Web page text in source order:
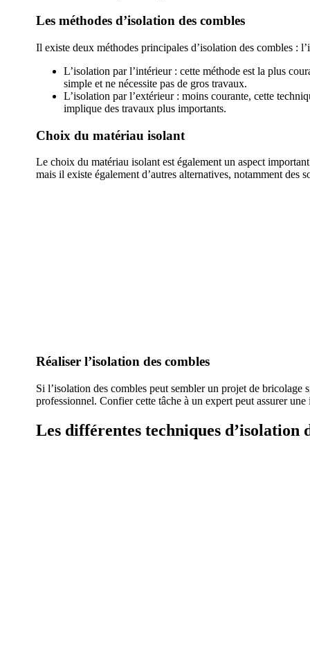
Les méthodes d’isolation des combles
Il existe deux méthodes principales d’isolation des combles :
L’isolation par l’intérieur : cette méthode est la plus
simple et ne nécessite pas de gros travaux.
L’isolation par l’extérieur : moins courante, cette
implique des travaux plus importants.
Choix du matériau isolant
Le choix du matériau isolant est également un aspect
mais il existe également d’autres alternatives, notamment
Réaliser l’isolation des combles
Si l’isolation des combles peut sembler un projet de
professionnel. Confier cette tâche à un expert peut assurer
Les différentes techniques d’isolation